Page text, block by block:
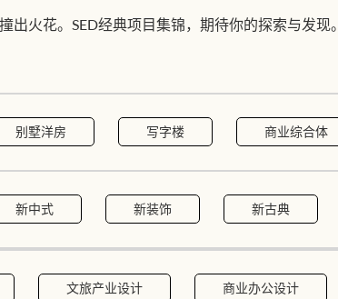
火花。SED经典项目集锦，期待你的探索与发现。
别墅洋房 写字楼 商业综合体
新中式 新装饰 新古典
文旅产业设计 商业办公设计